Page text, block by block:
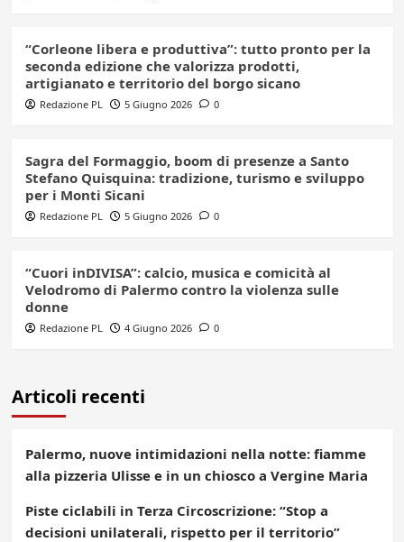
“Corleone libera e produttiva”: tutto pronto per la
seconda edizione che valorizza prodotti,
artigianato e territorio del borgo sicano
Redazione PL 5 Giugno 2026 0
Sagra del Formaggio, boom di presenze a Santo
Stefano Quisquina: tradizione, turismo e sviluppo
per i Monti Sicani
Redazione PL 5 Giugno 2026 0
“Cuori inDIVISA”: calcio, musica e comicità al
Velodromo di Palermo contro la violenza sulle
donne
Redazione PL 4 Giugno 2026 0
Articoli recenti
Palermo, nuove intimidazioni nella notte: fiamme
alla pizzeria Ulisse e in un chiosco a Vergine Maria
Piste ciclabili in Terza Circoscrizione: “Stop a
decisioni unilaterali, rispetto per il territorio”